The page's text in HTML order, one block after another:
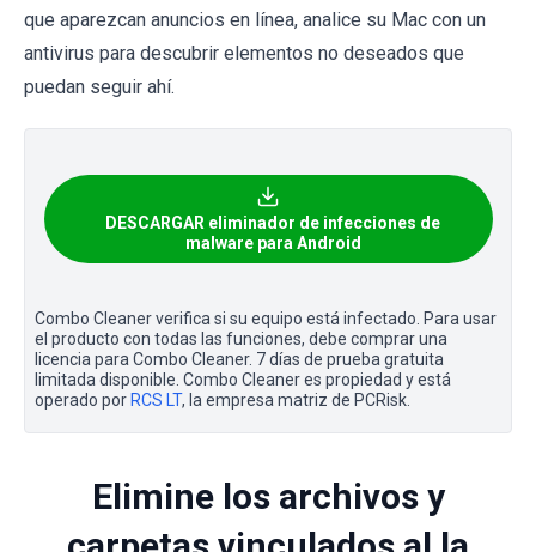
que aparezcan anuncios en línea, analice su Mac con un
antivirus para descubrir elementos no deseados que
puedan seguir ahí.
DESCARGAR eliminador de infecciones de
malware para Android
Combo Cleaner verifica si su equipo está infectado. Para usar
el producto con todas las funciones, debe comprar una
licencia para Combo Cleaner. 7 días de prueba gratuita
limitada disponible. Combo Cleaner es propiedad y está
operado por RCS LT, la empresa matriz de PCRisk.
Elimine los archivos y